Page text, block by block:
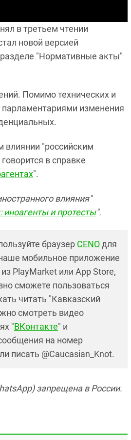
в третьем чтении
новой версией
"Нормативные акты"
Помимо технических и
изменения
влиянии "российским
в справке
".
влияния"
иноагенты и протесты".
браузер CENOдля
мобильное приложение
PlayMarket или App Store,
сможете пользоваться
читать "Кавказский
смотреть видео
"ВКонтакте" и
на номер
писать @Caucasian_Knot.
запрещена в России.